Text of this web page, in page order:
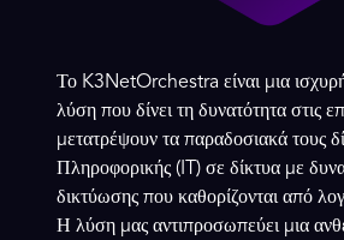
Το K3NetOrchestra είναι μια
λύση που δίνει τη δυνατότητα στις
μετατρέψουν τα παραδοσιακά τους
Πληροφορικής (IT) σε δίκτυα με
δικτύωσης που καθορίζονται από
Η λύση μας αντιπροσωπεύει μια